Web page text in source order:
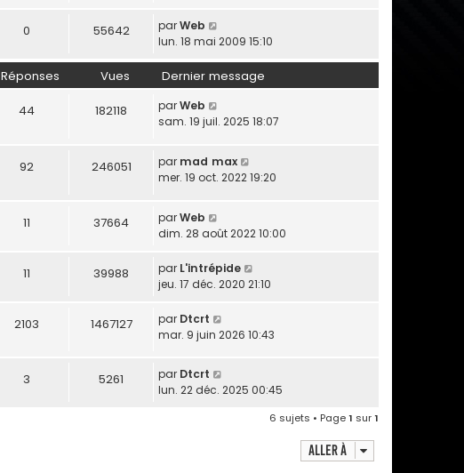
0 55642 parWeb
lun. 18 mai 2009 15:10
Réponses Vues Dernier message
44 182118 parWeb
sam. 19 juil. 2025 18:07
92 246051 par mad max
mer. 19 oct. 2022 19:20
11 37664 parWeb
dim. 28 août 2022 10:00
11 39988 par L'intrépide
jeu. 17 déc. 2020 21:10
2103 1467127 par Dtcrt
mar. 9 juin 2026 10:43
3 5261 par Dtcrt
lun. 22 déc. 2025 00:45
6 sujets • Page1 sur1
Aller à